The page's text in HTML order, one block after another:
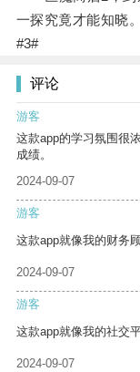
一探究竟才能知晓。
#3#
评论
游客
这款app的学习氛围很
成绩。
2024-09-07
游客
这款app就像我的财务
2024-09-07
游客
这款app就像我的社交
2024-09-07